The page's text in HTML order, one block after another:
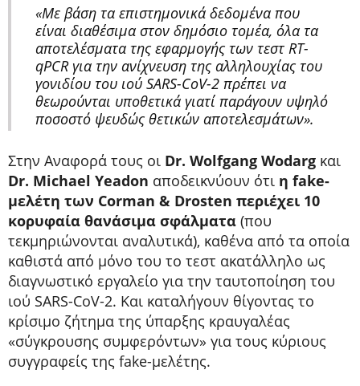
«Με βάση τα επιστημονικά δεδομένα που
είναι διαθέσιμα στον δημόσιο τομέα, όλα τα
αποτελέσματα της εφαρμογής των τεστ RT-
qPCR για την ανίχνευση της αλληλουχίας του
γονιδίου του ιού SARS-CoV-2 πρέπει να
θεωρούνται υποθετικά γιατί παράγουν υψηλό
ποσοστό ψευδώς θετικών αποτελεσμάτων».
Στην Αναφορά τους οι Dr. Wolfgang Wodarg και
Dr. Michael Yeadon αποδεικνύουν ότι η fake-
μελέτη των Corman & Drosten περιέχει 10
κορυφαία θανάσιμα σφάλματα (που
τεκμηριώνονται αναλυτικά), καθένα από τα οποία
καθιστά από μόνο του το τεστ ακατάλληλο ως
διαγνωστικό εργαλείο για την ταυτοποίηση του
ιού SARS-CoV-2. Και καταλήγουν θίγοντας το
κρίσιμο ζήτημα της ύπαρξης κραυγαλέας
«σύγκρουσης συμφερόντων» για τους κύριους
συγγραφείς της fake-μελέτης.